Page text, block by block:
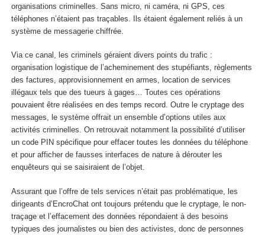
organisations criminelles. Sans micro, ni caméra, ni GPS, ces
téléphones n’étaient pas traçables. Ils étaient également reliés à un
système de messagerie chiffrée.
Via ce canal, les criminels géraient divers points du trafic :
organisation logistique de l’acheminement des stupéfiants, règlements
des factures, approvisionnement en armes, location de services
illégaux tels que des tueurs à gages… Toutes ces opérations
pouvaient être réalisées en des temps record. Outre le cryptage des
messages, le système offrait un ensemble d’options utiles aux
activités criminelles. On retrouvait notamment la possibilité d’utiliser
un code PIN spécifique pour effacer toutes les données du téléphone
et pour afficher de fausses interfaces de nature à dérouter les
enquêteurs qui se saisiraient de l’objet.
Assurant que l’offre de tels services n’était pas problématique, les
dirigeants d’EncroChat ont toujours prétendu que le cryptage, le non-
traçage et l’effacement des données répondaient à des besoins
typiques des journalistes ou bien des activistes, donc de personnes